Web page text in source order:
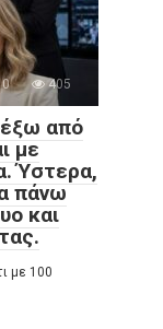
0 405
έξω από
με
Ύστερα,
πάνω
και
με 100